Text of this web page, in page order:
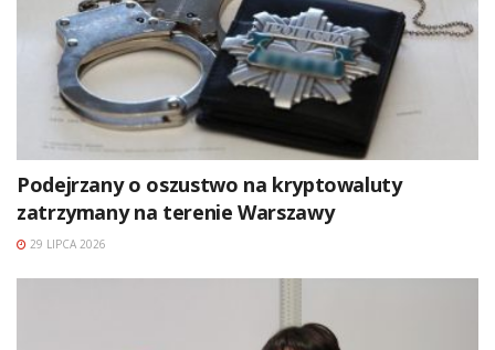
Podejrzany o oszustwo na kryptowaluty
zatrzymany na terenie Warszawy
29 LIPCA 2026